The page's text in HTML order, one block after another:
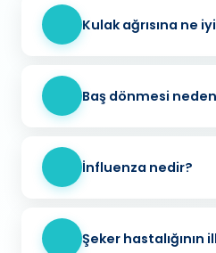
Kulak ağrısına ne
Baş dönmesi
İnfluenza nedir?
Şeker hastalığının